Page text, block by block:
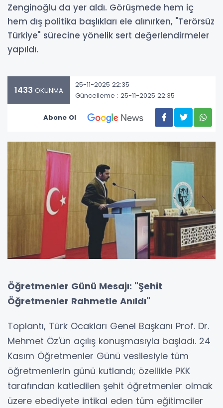
Zenginoğlu da yer aldı. Görüşmede hem iç
hem dış politika başlıkları ele alınırken, "Terörsüz
Türkiye" sürecine yönelik sert değerlendirmeler
yapıldı.
1433 OKUNMA
25-11-2025 22:35
Güncelleme : 25-11-2025 22:35
Abone Ol
Öğretmenler Günü Mesajı: "Şehit
Öğretmenler Rahmetle Anıldı"
Toplantı, Türk Ocakları Genel Başkanı Prof. Dr.
Mehmet Öz'ün açılış konuşmasıyla başladı. 24
Kasım Öğretmenler Günü vesilesiyle tüm
öğretmenlerin günü kutlandı; özellikle PKK
tarafından katledilen şehit öğretmenler olmak
üzere ebediyete intikal eden tüm eğitimciler